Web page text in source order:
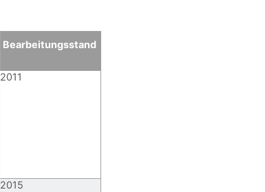
Bearbeitungsstand
2011
2015